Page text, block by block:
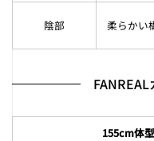
陰部 柔らかい
155cm体